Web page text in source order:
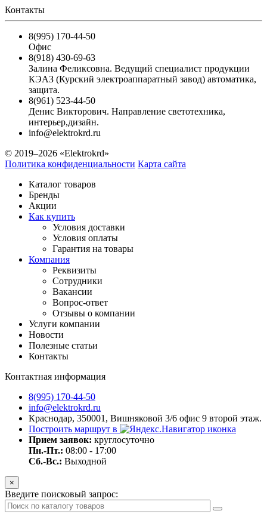
Контакты
8(995) 170-44-50
Офис
8(918) 430-69-63
Залина Феликсовна. Ведущий специалист продукции
КЭАЗ (Курский электроаппаратный завод) автоматика,
защита.
8(961) 523-44-50
Денис Викторович. Направление светотехника,
интерьер,дизайн.
info@elektrokrd.ru
© 2019–2026 «Elektrokrd»
Политика конфиденциальности Карта сайта
Каталог товаров
Бренды
Акции
Как купить
Условия доставки
Условия оплаты
Гарантия на товары
Компания
Реквизиты
Сотрудники
Вакансии
Вопрос-ответ
Отзывы о компании
Услуги компании
Новости
Полезные статьи
Контакты
Контактная информация
8(995) 170-44-50
info@elektrokrd.ru
Краснодар, 350001, Вишняковой 3/6 офис 9 второй этаж.
Построить маршрут в
Прием заявок: круглосуточно
Пн.-Пт.: 08:00 - 17:00
Сб.-Вс.: Выходной
×
Введите поисковый запрос: